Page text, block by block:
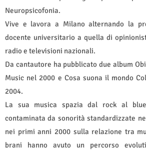
Neuropsicofonia.
Vive e lavora a Milano alternando la
docente universitario a quella di
radio e televisioni nazionali.
Da cantautore ha pubblicato due album
Music nel 2000 e Cosa suona il mondo
2004.
La sua musica spazia dal rock al
contaminata da sonorità standardizzate
nei primi anni 2000 sulla relazione tra
brani hanno avuto un percorso